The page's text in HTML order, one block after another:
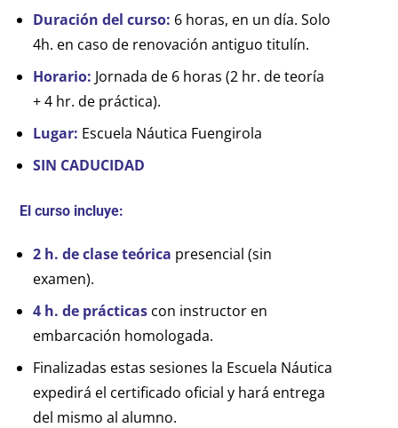
Duración del curso: 6 horas, en un día. Solo
4h. en caso de renovación antiguo titulín.
Horario: Jornada de 6 horas (2 hr. de teoría
+ 4 hr. de práctica).
Lugar: Escuela Náutica Fuengirola
SIN CADUCIDAD
El curso incluye:
2 h. de clase teórica presencial (sin
examen).
4 h. de prácticas con instructor en
embarcación homologada.
Finalizadas estas sesiones la Escuela Náutica
expedirá el certificado oficial y hará entrega
del mismo al alumno.